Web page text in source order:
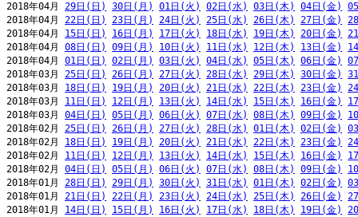
2018年04月 29日(日) 30日(月) 01日(火) 02日(水) 03日(木) 04日(金)
2018年04月 22日(日) 23日(月) 24日(火) 25日(水) 26日(木) 27日(金)
2018年04月 15日(日) 16日(月) 17日(火) 18日(水) 19日(木) 20日(金)
2018年04月 08日(日) 09日(月) 10日(火) 11日(水) 12日(木) 13日(金)
2018年04月 01日(日) 02日(月) 03日(火) 04日(水) 05日(木) 06日(金)
2018年03月 25日(日) 26日(月) 27日(火) 28日(水) 29日(木) 30日(金)
2018年03月 18日(日) 19日(月) 20日(火) 21日(水) 22日(木) 23日(金)
2018年03月 11日(日) 12日(月) 13日(火) 14日(水) 15日(木) 16日(金)
2018年03月 04日(日) 05日(月) 06日(火) 07日(水) 08日(木) 09日(金)
2018年02月 25日(日) 26日(月) 27日(火) 28日(水) 01日(木) 02日(金)
2018年02月 18日(日) 19日(月) 20日(火) 21日(水) 22日(木) 23日(金)
2018年02月 11日(日) 12日(月) 13日(火) 14日(水) 15日(木) 16日(金)
2018年02月 04日(日) 05日(月) 06日(火) 07日(水) 08日(木) 09日(金)
2018年01月 28日(日) 29日(月) 30日(火) 31日(水) 01日(木) 02日(金)
2018年01月 21日(日) 22日(月) 23日(火) 24日(水) 25日(木) 26日(金)
2018年01月 14日(日) 15日(月) 16日(火) 17日(水) 18日(木) 19日(金)